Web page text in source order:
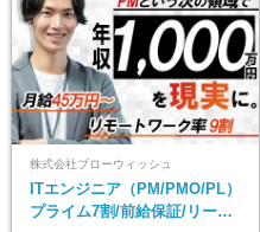
株式会社ブローウィッシュ
ITエンジニア（PM/PMO/PL）
プライム7割/前給保証/リーダ